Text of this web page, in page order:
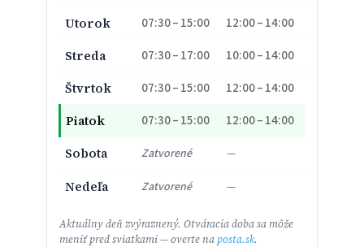
Utorok 07:30 – 15:00 12:00 – 14:00
Streda 07:30 – 17:00 10:00 – 14:00
Štvrtok 07:30 – 15:00 12:00 – 14:00
Piatok 07:30 – 15:00 12:00 – 14:00
Sobota Zatvorené —
Nedeľa Zatvorené —
Aktuálny deň zvýraznený. Otváracia doba sa môže
meniť pred sviatkami — overte naposta.sk.